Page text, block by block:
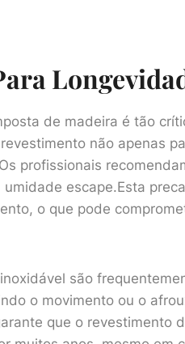
de madeira é tão
não apenas
profissionais
escape.Esta
o que pode
são
o movimento ou o
que o revestimento